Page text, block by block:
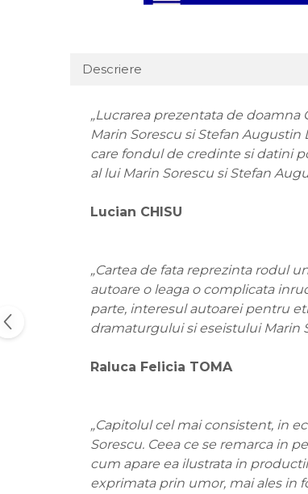
Descriere
„Lucrarea prezentata de
Marin Sorescu si Stefan
care fondul de credinte si datini
al lui Marin Sorescu si Stefan
Lucian CHISU
„Cartea de fata reprezinta rodul
autoare o leaga o complicata
parte, interesul autoarei pentru
dramaturgului si eseistului Marin
Raluca Felicia TOMA
„Capitolul cel mai consistent, in
Sorescu. Ceea ce se remarca in
cum apare ea ilustrata in
exprimata prin umor, mai ales in